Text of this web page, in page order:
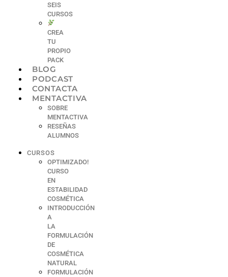
SEIS
CURSOS
CREA
TU
PROPIO
PACK
BLOG
PODCAST
CONTACTA
MENTACTIVA
SOBRE
MENTACTIVA
RESEÑAS
ALUMNOS
CURSOS
OPTIMIZADO!
CURSO
EN
ESTABILIDAD
COSMÉTICA
INTRODUCCIÓN
A
LA
FORMULACIÓN
DE
COSMÉTICA
NATURAL
FORMULACIÓN